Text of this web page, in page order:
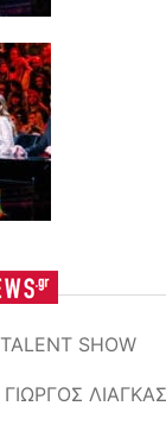
TALENT SHOW
ΓΙΏΡΓΟΣ ΛΙΆΓΚΑΣ